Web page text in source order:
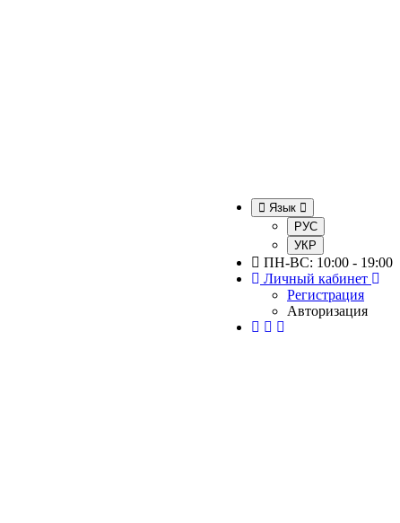
Язык
РУС
УКР
ПН-ВС: 10:00 - 19:00
Личный кабинет
Регистрация
Авторизация